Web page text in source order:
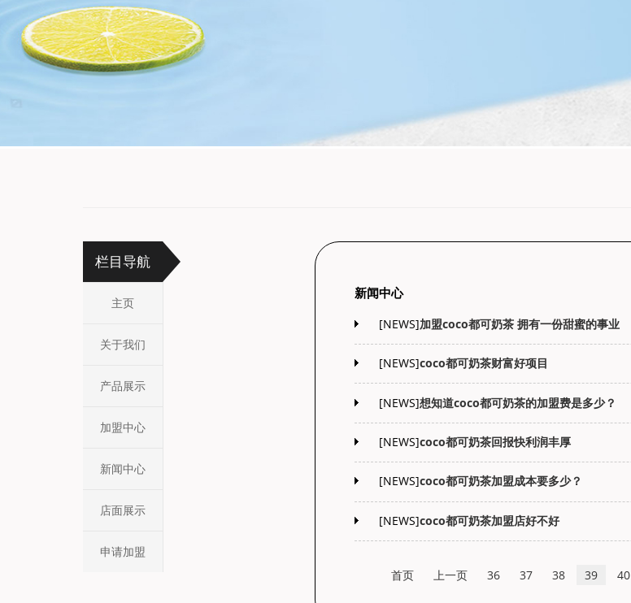
栏目导航
主页
关于我们
产品展示
加盟中心
新闻中心
店面展示
申请加盟
新闻中心
[NEWS]加盟coco都可奶茶 拥有一份甜蜜的事业
[NEWS]coco都可奶茶财富好项目
[NEWS]想知道coco都可奶茶的加盟费是多少？
[NEWS]coco都可奶茶回报快利润丰厚
[NEWS]coco都可奶茶加盟成本要多少？
[NEWS]coco都可奶茶加盟店好不好
首页 上一页 36 37 38 39 40